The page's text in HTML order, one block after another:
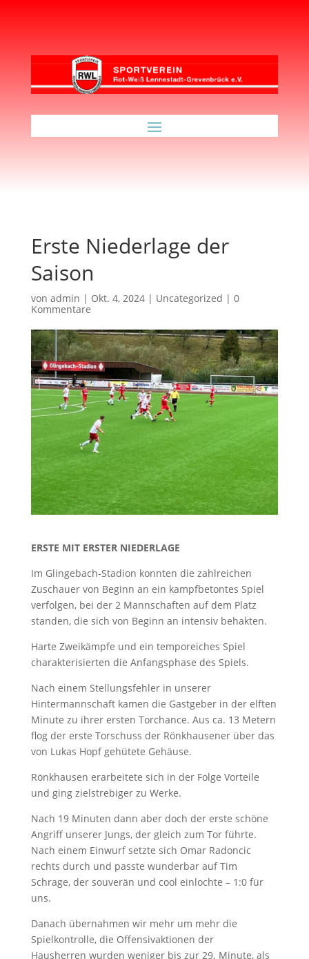
Erste Niederlage der
Saison
von admin | Okt. 4, 2024| Uncategorized | 0
Kommentare
ERSTE MIT ERSTER NIEDERLAGE
Im Glingebach-Stadion konnten die zahlreichen
Zuschauer von Beginn an ein kampfbetontes Spiel
verfolgen, bei der 2 Mannschaften auf dem Platz
standen, die sich von Beginn an intensiv behakten.
Harte Zweikämpfe und ein temporeiches Spiel
charakterisierten die Anfangsphase des Spiels.
Nach einem Stellungsfehler in unserer
Hintermannschaft kamen die Gastgeber in der elften
Minute zu ihrer ersten Torchance. Aus ca. 13 Metern
flog der erste Torschuss der Rönkhausener über das
von Lukas Hopf gehütete Gehäuse.
Rönkhausen erarbeitete sich in der Folge Vorteile
und ging zielstrebiger zu Werke.
Nach 19 Minuten dann aber doch der erste schöne
Angriff unserer Jungs, der gleich zum Tor führte.
Nach einem Einwurf setzte sich Omar Radoncic
rechts durch und passte wunderbar auf Tim
Schrage, der souverän und cool einlochte – 1:0 für
uns.
Danach übernahmen wir mehr um mehr die
Spielkontrolle, die Offensivaktionen der
Hausherren wurden weniger bis zur 29. Minute, als